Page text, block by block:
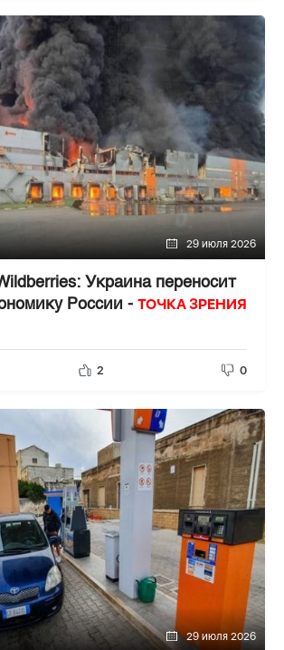
29 июля 2026
Украина переносит
России - ТОЧКА ЗРЕНИЯ
2 0
29 июля 2026